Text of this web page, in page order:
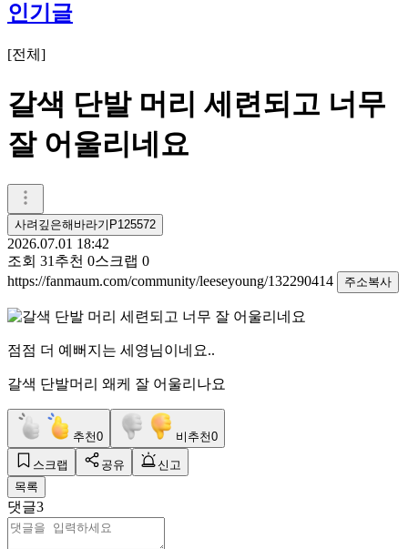
인기글
[전체 ]
갈색 단발 머리 세련되고 너무
잘 어울리네요
사려깊은해바라기P125572
2026.07.01 18:42
조회 31 추천 0스크랩 0
https://fanmaum.com/community/leeseyoung/132290414
주소복사
점점 더 예뻐지는 세영님이네요..
갈색 단발머리 왜케 잘 어울리나요
추천0 비추천0
스크랩 공유
신고
목록
댓글3